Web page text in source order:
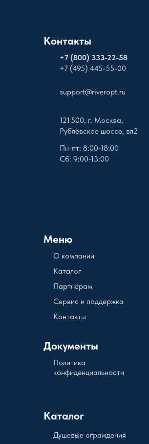
Контакты
+7 (800) 333-22-58
+7 (495) 445-55-00
support@riveropt.ru
Меню
121 500, г. Москва,
Рублёвское шоссе, вл2
О компании
Документы
Пн-пт: 8:00-18:00
Сб: 9:00-13:00
Каталог
Политика
конфиденциальности
Партнёрам
Сервис и поддержка
Контакты
Каталог
Душевые ограждения